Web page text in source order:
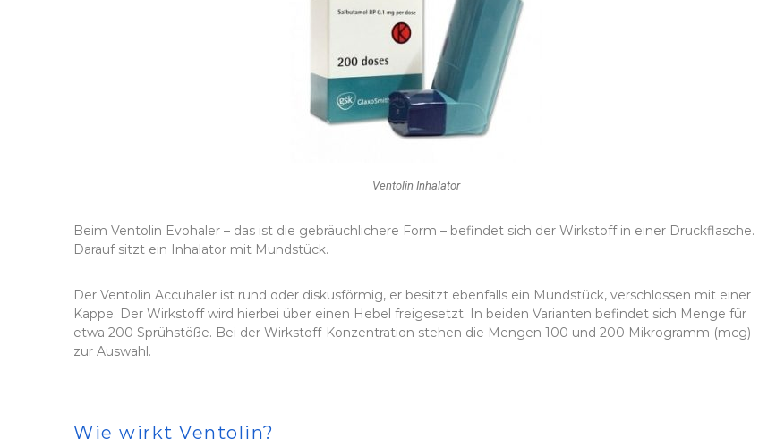
Ventolin Inhalator
Beim Ventolin Evohaler – das ist die gebräuchlichere Form – befindet sich der Wirkstoff in einer Druckflasche.
Darauf sitzt ein Inhalator mit Mundstück.
Der Ventolin Accuhaler ist rund oder diskusförmig, er besitzt ebenfalls ein Mundstück, verschlossen mit einer
Kappe. Der Wirkstoff wird hierbei über einen Hebel freigesetzt. In beiden Varianten befindet sich Menge für
etwa 200 Sprühstöße. Bei der Wirkstoff-Konzentration stehen die Mengen 100 und 200 Mikrogramm (mcg)
zur Auswahl.
Wie wirkt Ventolin?